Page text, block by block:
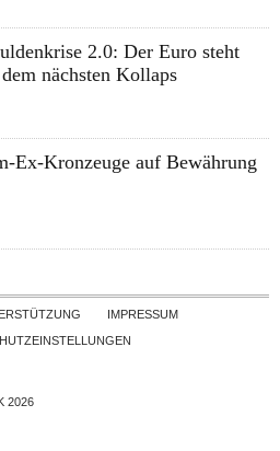
2.0: Der Euro steht
nächsten Kollaps
Ex-Kronzeuge auf Bewährung
Skip to contentIMPRESSUM
2026